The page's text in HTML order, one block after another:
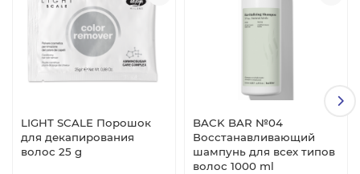
LIGHT SCALE Порошок
для декапирования
волос 25 g
BACK BAR №04
Восстанавливающий
шампунь для всех типов
волос 1000 ml